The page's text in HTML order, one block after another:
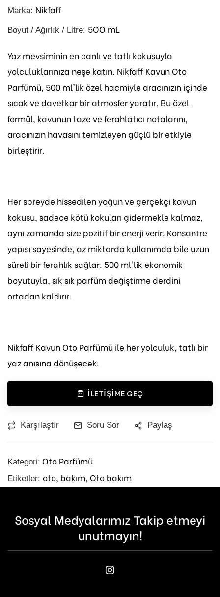
Marka: Nikfaff
Boyut / Ağırlık / Litre: 5OO mL
Yaz mevsiminin en canlı ve tatlı kokusuyla
yolculuklarınıza neşe katın. Nikfaff Kavun Oto
Parfümü, 500 ml'lik özel hacmiyle aracınızın içinde
sıcak ve davetkar bir atmosfer yaratır. Bu özel
formül, kavunun taze ve ferahlatıcı notalarını,
aracınızın havasını temizleyen güçlü bir etkiyle
birleştirir.
Her spreyde hissedilen yoğun ve gerçekçi kavun
kokusu, sadece kötü kokuları gidermekle kalmaz,
aynı zamanda size pozitif bir enerji verir. Konsantre
yapısı sayesinde, az miktarda kullanımda bile uzun
süreli bir ferahlık sağlar. 500 ml'lik ekonomik
boyutuyla, sık sık parfüm değiştirme derdini
ortadan kaldırır.
Nikfaff Kavun Oto Parfümü ile her yolculuk, tatlı bir
yaz anısına dönüşecek.
İLETIŞIME GEÇ
Karşılaştır Soru Sor Paylaş
Kategori: Oto Parfümü
Etiketler: oto, bakım, Oto bakım
Sosyal Medyalarımız Takip etmeyi
unutmayın!